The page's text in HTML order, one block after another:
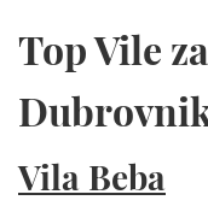
Top Vile
Vila Beba